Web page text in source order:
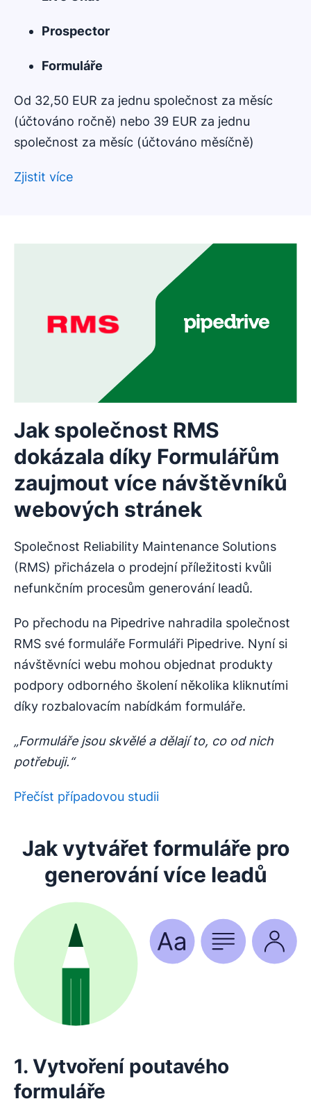
Prospector
Formuláře
Od 32,50 EUR za jednu společnost za měsíc
(účtováno ročně) nebo 39 EUR za jednu
společnost za měsíc (účtováno měsíčně)
Zjistit více
Jak společnost RMS
dokázala díky Formulářům
zaujmout více návštěvníků
webových stránek
Společnost Reliability Maintenance Solutions
(RMS) přicházela o prodejní příležitosti kvůli
nefunkčním procesům generování leadů.
Po přechodu na Pipedrive nahradila společnost
RMS své formuláře Formuláři Pipedrive. Nyní si
návštěvníci webu mohou objednat produkty
podpory odborného školení několika kliknutími
díky rozbalovacím nabídkám formuláře.
„Formuláře jsou skvělé a dělají to, co od nich
potřebuji.“
Přečíst případovou studii
Otevře se v novém okně
Jak vytvářet formuláře pro
generování více leadů
1. Vytvoření poutavého
formuláře